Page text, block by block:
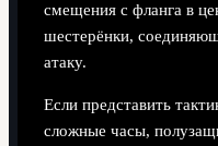
смещения с фланга в
шестерёнки,
атаку.
Если представить
сложные часы,